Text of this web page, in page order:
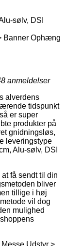
sølv, DSI
Banner Ophæng
anmeldelser
alverdens
tidspunkt
er super
produkter på
gnidningsløs,
leveringstype
Alu-sølv, DSI
få sendt til din
bliver
tillige i høj
vil dog
mulighed
Udstyr >